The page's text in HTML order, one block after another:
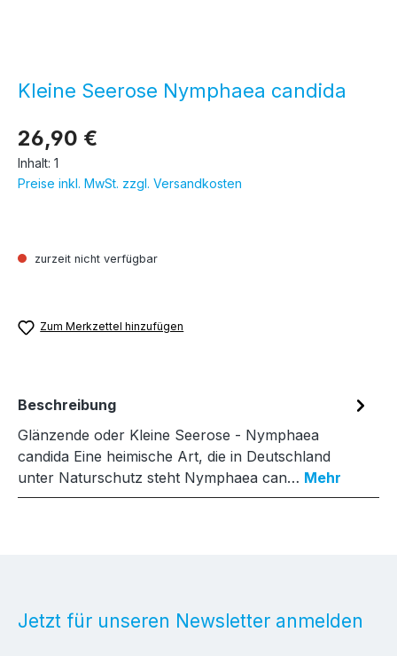
Kleine Seerose Nymphaea candida
26,90 €
Inhalt: 1
Preise inkl. MwSt. zzgl. Versandkosten
zurzeit nicht verfügbar
Zum Merkzettel hinzufügen
Beschreibung
Glänzende oder Kleine Seerose - Nymphaea
candida Eine heimische Art, die in Deutschland
unter Naturschutz steht Nymphaea can… Mehr
Jetzt für unseren Newsletter anmelden